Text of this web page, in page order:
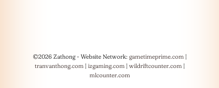
©2026 Zathong - Website Network: gametimeprime.com |
tranvanthong.com | izgaming.com | wildriftcounter.com |
mlcounter.com